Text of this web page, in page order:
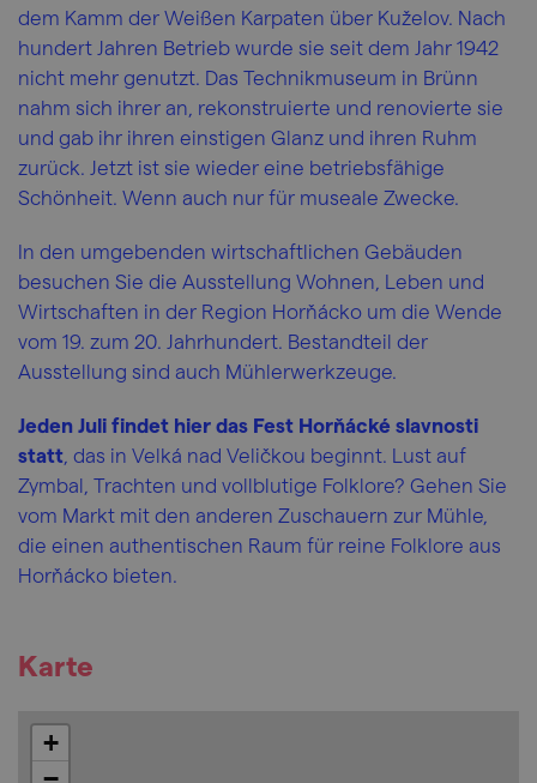
dem Kamm der Weißen Karpaten über Kuželov. Nach
hundert Jahren Betrieb wurde sie seit dem Jahr 1942
nicht mehr genutzt. Das Technikmuseum in Brünn
nahm sich ihrer an, rekonstruierte und renovierte sie
und gab ihr ihren einstigen Glanz und ihren Ruhm
zurück. Jetzt ist sie wieder eine betriebsfähige
Schönheit. Wenn auch nur für museale Zwecke.
In den umgebenden wirtschaftlichen Gebäuden
besuchen Sie die Ausstellung Wohnen, Leben und
Wirtschaften in der Region Horňácko um die Wende
vom 19. zum 20. Jahrhundert. Bestandteil der
Ausstellung sind auch Mühlerwerkzeuge.
Jeden Juli findet hier das Fest Horňácké slavnosti
statt , das in Velká nad Veličkou beginnt. Lust auf
Zymbal, Trachten und vollblutige Folklore? Gehen Sie
vom Markt mit den anderen Zuschauern zur Mühle,
die einen authentischen Raum für reine Folklore aus
Horňácko bieten.
Karte
+